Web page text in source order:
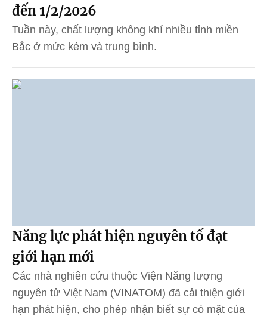
đến 1/2/2026
Tuần này, chất lượng không khí nhiều tỉnh miền
Bắc ở mức kém và trung bình.
Năng lực phát hiện nguyên tố đạt
giới hạn mới
Các nhà nghiên cứu thuộc Viện Năng lượng
nguyên tử Việt Nam (VINATOM) đã cải thiện giới
hạn phát hiện, cho phép nhận biết sự có mặt của